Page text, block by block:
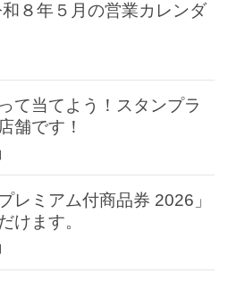
８年５月の営業カレンダ
て当てよう！スタンプラ
舗です！
レミアム付商品券 2026」
けます。